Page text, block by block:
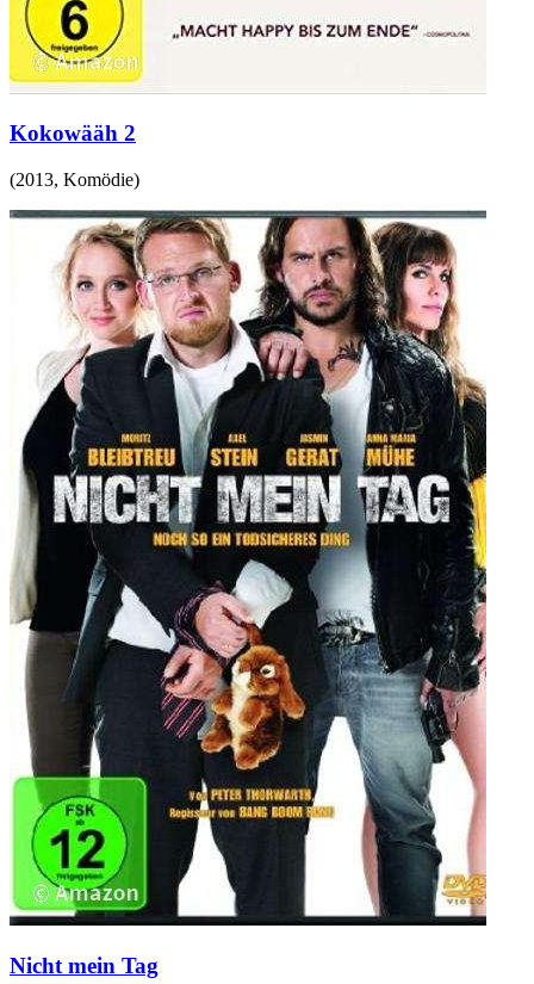
Kokowääh 2
(2013, Komödie)
Nicht mein Tag